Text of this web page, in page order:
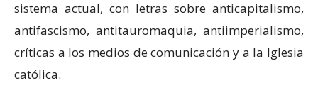
sistema actual, con letras sobre anticapitalismo,
antifascismo, antitauromaquia, antiimperialismo,
críticas a los medios de comunicación y a la Iglesia
católica.